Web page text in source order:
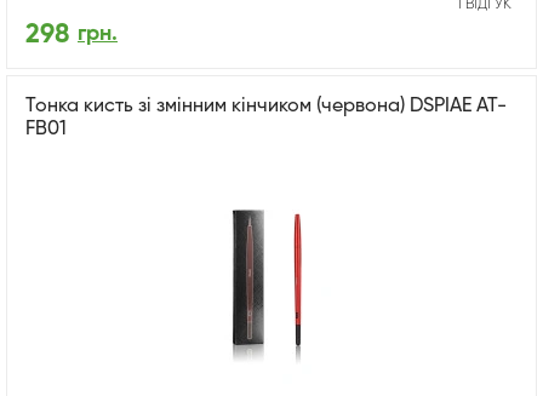
1 ВІДГУК
298 грн.
Тонка кисть зі змінним кінчиком (червона) DSPIAE AT-
FB01